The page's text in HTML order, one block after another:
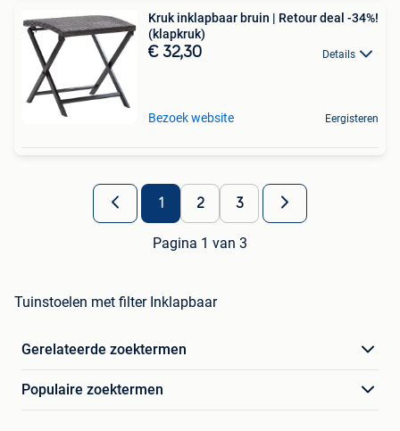
Kruk inklapbaar bruin | Retour deal -34%!
(klapkruk)
€ 32,30 Details
Bezoek website Eergisteren
1 2 3
Pagina 1 van 3
Tuinstoelen met filter Inklapbaar
Gerelateerde zoektermen
Populaire zoektermen